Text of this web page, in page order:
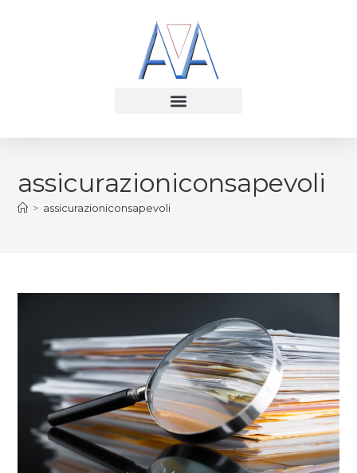
assicurazioniconsapevoli
> assicurazioniconsapevoli